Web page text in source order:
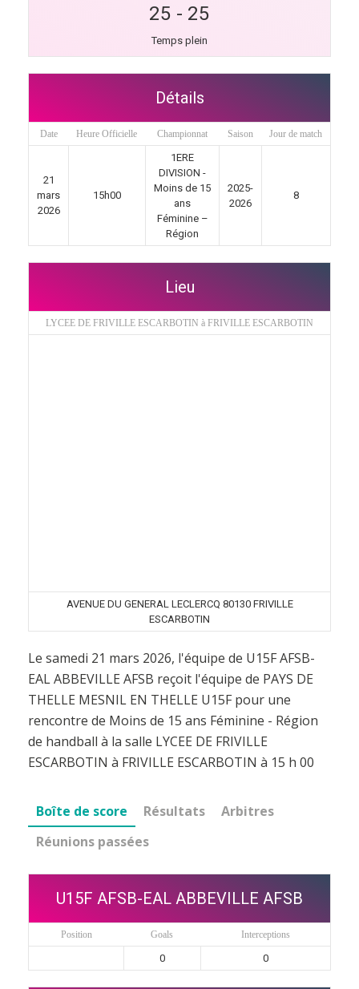
25 - 25
Temps plein
Détails
Date Heure Officielle Championnat Saison Jour de match
21
mars
2026
15h00
1ERE
DIVISION -
Moins de 15
ans
Féminine –
Région
2025-
2026
8
Lieu
LYCEE DE FRIVILLE ESCARBOTIN à FRIVILLE ESCARBOTIN
AVENUE DU GENERAL LECLERCQ 80130 FRIVILLE
ESCARBOTIN
Le samedi 21 mars 2026, l'équipe de U15F AFSB-
EAL ABBEVILLE AFSB reçoit l'équipe de PAYS DE
THELLE MESNIL EN THELLE U15F pour une
rencontre de Moins de 15 ans Féminine - Région
de handball à la salle LYCEE DE FRIVILLE
ESCARBOTIN à FRIVILLE ESCARBOTIN à 15 h 00
Boîte de score Résultats
Arbitres
Réunions passées
U15F AFSB-EAL ABBEVILLE AFSB
Position Goals Interceptions
0 0